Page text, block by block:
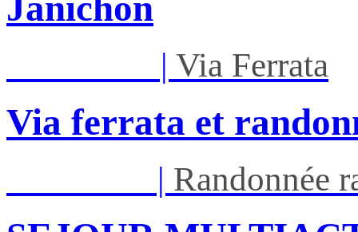
| Via Ferrata
Via ferrata et
| Randonnée